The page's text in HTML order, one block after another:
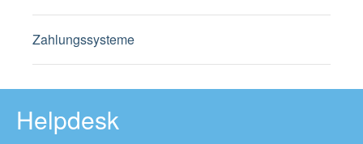
Zahlungssysteme
Helpdesk